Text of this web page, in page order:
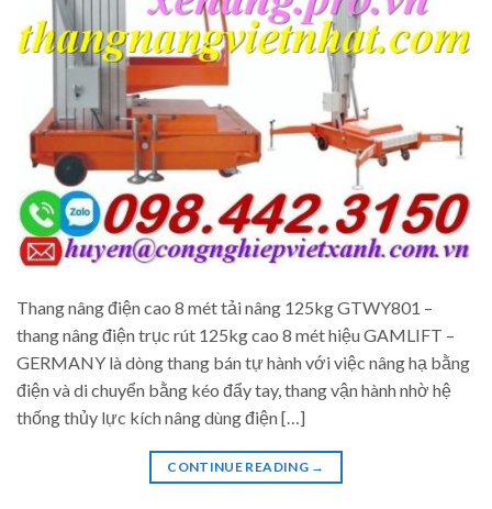
Thang nâng điện cao 8 mét tải nâng 125kg GTWY801 –
thang nâng điện trục rút 125kg cao 8 mét hiệu GAMLIFT –
GERMANY là dòng thang bán tự hành với việc nâng hạ bằng
điện và di chuyển bằng kéo đẩy tay, thang vận hành nhờ hệ
thống thủy lực kích nâng dùng điện […]
CONTINUE READING →